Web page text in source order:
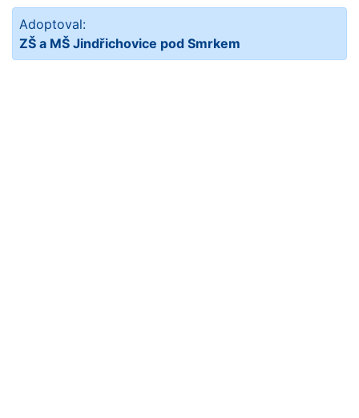
Adoptoval:
ZŠ a MŠ Jindřichovice pod Smrkem